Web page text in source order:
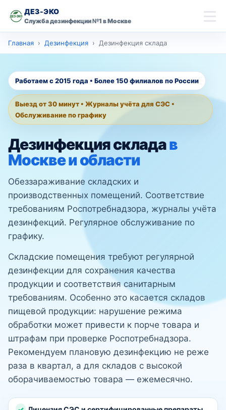
ДЕЗ-ЭКО
Служба дезинфекции №1 в Москве
Главная
Дезинсекция
Дезинфекция
Дезодорация
Контакты
Ваш город Москва
Главная Дезинфекция Дезинфекция склада
Работаем с 2015 года • Более 150 филиалов по России
Выезд от 30 минут • Журналы учёта для СЭС •
Обслуживание по графику
Дезинфекция складав
Москве и области
Обеззараживание складских и
производственных помещений. Соответствие
требованиям Роспотребнадзора, журналы учёта
дезинфекций. Регулярное обслуживание по
графику.
Складские помещения требуют регулярной
дезинфекции для сохранения качества
продукции и соответствия санитарным
требованиям. Особенно это касается складов
пищевой продукции: нарушение режима
обработки может привести к порче товара и
штрафам при проверке Роспотребнадзора.
Рекомендуем плановую дезинфекцию не реже
раза в квартал, а для складов с высокой
оборачиваемостью товара — ежемесячно.
первую обработку
Телефон
Оставить заявку со скидкой